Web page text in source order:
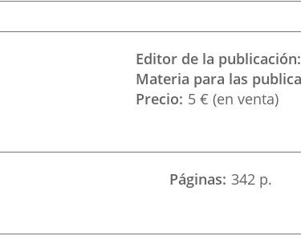
Editor de la publicación
Materia para las
Precio 5 € (en venta)
Páginas 342 p.